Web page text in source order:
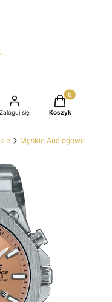
Zaloguj się
Produkty w
Koszyk
Męskie Analogowe